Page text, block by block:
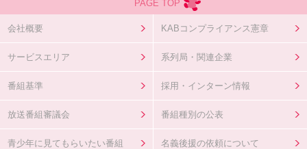
PAGE TOP
会社概要 KABコンプライアンス憲章
サービスエリア 系列局・関連企業
番組基準 採用・インターン情報
放送番組審議会 番組種別の公表
青少年に見てもらいたい番組 名義後援の依頼について